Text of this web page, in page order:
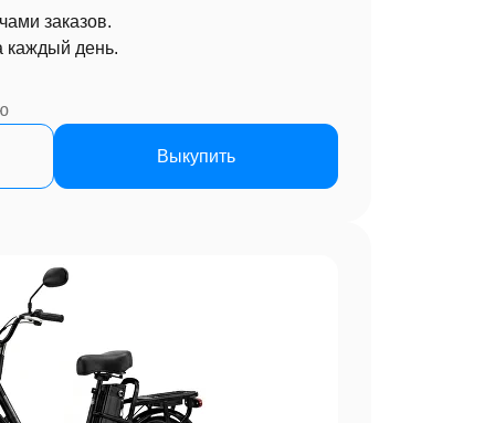
заказов.
каждый день.
Выкупить